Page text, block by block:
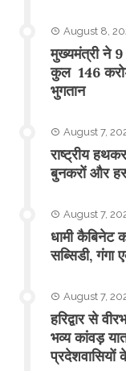
August 8,
मुख्यमंत्री ने 9
कुल 146
भुगतान
August 7,
राष्ट्रीय
बुनकरों और
August 7,
​धामी कैबिनेट
सब्सिडी, गंगा
August 7,
​हरिद्वार से
भव्य कांवड़
प्रदेशवासियों